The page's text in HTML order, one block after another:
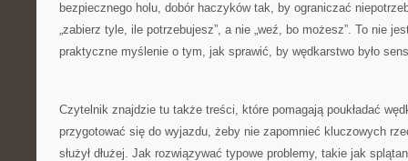
bezpiecznego holu, dobór haczyków tak, by ograniczać
„zabierz tyle, ile potrzebujesz”, a nie „weź, bo możesz”. To nie
praktyczne myślenie o tym, jak sprawić, by wędkarstwo było
Czytelnik znajdzie tu także treści, które pomagają poukładać
przygotować się do wyjazdu, żeby nie zapomnieć kluczowych
służył dłużej. Jak rozwiązywać typowe problemy, takie jak